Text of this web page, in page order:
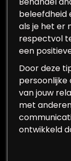
beleefdheid
als je het er
respectvol
een
Door deze
persoonlijke
van jouw
met
ontwikkeld